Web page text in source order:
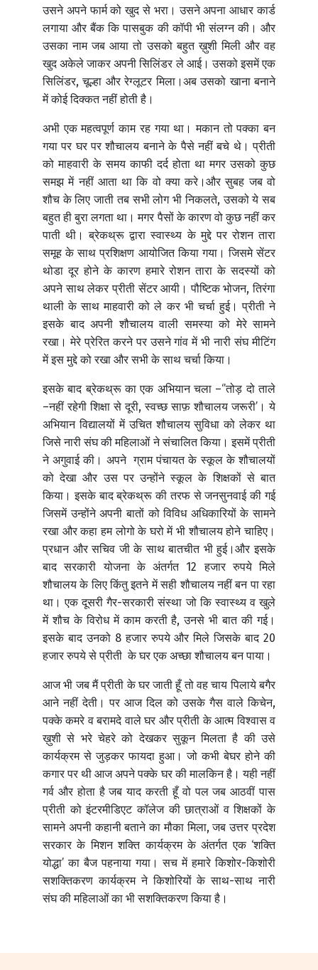
उसने अपने फार्म को खुद से भरा। उसने अपना आधार कार्ड
लगाया और बैंक कि पासबुक की कॉपी भी संलग्न की। और
उसका नाम जब आया तो उसको बहुत ख़ुशी मिली और वह
खुद अकेले जाकर अपनी सिलिंडर ले आई। उसको इसमें एक
सिलिंडर, चूल्हा और रेग्लूटर मिला।अब उसको खाना बनाने
में कोई दिक्कत नहीं होती है।
अभी एक महत्वपूर्ण काम रह गया था। मकान तो पक्का बन
गया पर घर पर शौचालय बनाने के पैसे नहीं बचे थे। प्रीती
को माहवारी के समय काफी दर्द होता था मगर उसको कुछ
समझ में नहीं आता था कि वो क्या करे।और सुबह जब वो
शौच के लिए जाती तब सभी लोग भी निकलते, उसको ये सब
बहुत ही बुरा लगता था। मगर पैसों के कारण वो कुछ नहीं कर
पाती थी। ब्रेकथ्रू द्वारा स्वास्थ्य के मुद्दे पर रोशन तारा
समूह के साथ प्रशिक्षण आयोजित किया गया। जिसमे सेंटर
थोडा दूर होने के कारण हमारे रोशन तारा के सदस्यों को
अपने साथ लेकर प्रीती सेंटर आयी। पौष्टिक भोजन, तिरंगा
थाली के साथ माहवारी को ले कर भी चर्चा हुई। प्रीती ने
इसके बाद अपनी शौचालय वाली समस्या को मेरे सामने
रखा। मेरे प्रेरित करने पर उसने गांव में भी नारी संघ मीटिंग
में इस मुद्दे को रखा और सभी के साथ चर्चा किया।
इसके बाद ब्रेकथ्रू का एक अभियान चला –‘’तोड़ दो ताले
–नहीं रहेगी शिक्षा से दूरी, स्वच्छ साफ़ शौचालय जरूरी’। ये
अभियान विद्यालयों में उचित शौचालय सुविधा को लेकर था
जिसे नारी संघ की महिलाओं ने संचालित किया। इसमें प्रीती
ने अगुवाई की। अपने ग्राम पंचायत के स्कूल के शौचालयों
को देखा और उस पर उन्होंने स्कूल के शिक्षकों से बात
किया। इसके बाद ब्रेकथ्रू की तरफ से जनसुनवाई की गई
जिसमें उन्होंने अपनी बातों को विविध अधिकारियों के सामने
रखा और कहा हम लोगो के घरो में भी शौचालय होने चाहिए।
प्रधान और सचिव जी के साथ बातचीत भी हुई।और इसके
बाद सरकारी योजना के अंतर्गत 12 हजार रुपये मिले
शौचालय के लिए किंतु इतने में सही शौचालय नहीं बन पा रहा
था। एक दूसरी गैर-सरकारी संस्था जो कि स्वास्थ्य व खुले
में शौच के विरोध में काम करती है, उनसे भी बात की गई।
इसके बाद उनको 8 हजार रुपये और मिले जिसके बाद 20
हजार रुपये से प्रीती के घर एक अच्छा शौचालय बन पाया।
आज भी जब मैं प्रीती के घर जाती हूँ तो वह चाय पिलाये बगैर
आने नहीं देती। पर आज दिल को उसके गैस वाले किचेन,
पक्के कमरे व बरामदे वाले घर और प्रीती के आत्म विश्वास व
ख़ुशी से भरे चेहरे को देखकर सुकून मिलता है की उसे
कार्यक्रम से जुड़कर फायदा हुआ। जो कभी बेघर होने की
कगार पर थी आज अपने पक्के घर की मालकिन है। यही नहीं
गर्व और होता है जब याद करती हूँ वो पल जब आठवीं पास
प्रीती को इंटरमीडिएट कॉलेज की छात्राओं व शिक्षकों के
सामने अपनी कहानी बताने का मौका मिला, जब उत्तर प्रदेश
सरकार के मिशन शक्ति कार्यक्रम के अंतर्गत एक ‘शक्ति
योद्धा’ का बैज पहनाया गया। सच में हमारे किशोर-किशोरी
सशक्तिकरण कार्यक्रम ने किशोरियों के साथ-साथ नारी
संघ की महिलाओं का भी सशक्तिकरण किया है।